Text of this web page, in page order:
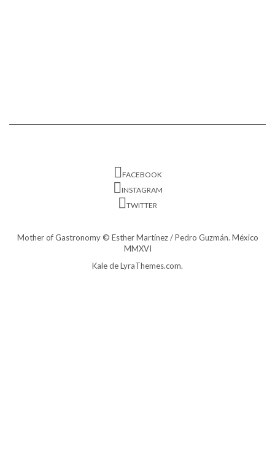
FACEBOOK
INSTAGRAM
TWITTER
Mother of Gastronomy © Esther Martínez / Pedro Guzmán. México
MMXVI
Kalede LyraThemes.com.